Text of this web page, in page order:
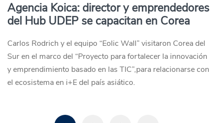
Agencia Koica: director y emprendedores
del Hub UDEP se capacitan en Corea
Carlos Rodrich y el equipo “Eolic Wall” visitaron Corea del
Sur en el marco del “Proyecto para fortalecer la innovación
y emprendimiento basado en las TIC”,para relacionarse con
el ecosistema en i+E del país asiático.